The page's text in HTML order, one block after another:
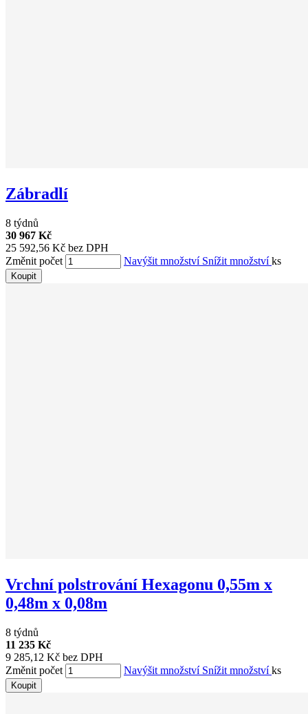
Zábradlí
8 týdnů
30 967 Kč
25 592,56 Kč bez DPH
Změnit počet
Navýšit množství Snížit množstvíks
Koupit
Vrchní polstrování Hexagonu 0,55m x
0,48m x 0,08m
8 týdnů
11 235 Kč
9 285,12 Kč bez DPH
Změnit počet
Navýšit množství Snížit množstvíks
Koupit